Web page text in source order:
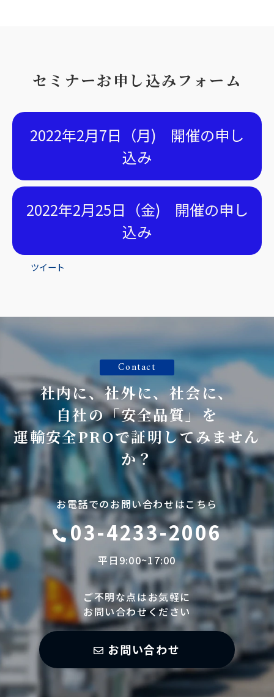
セミナーお申し込みフォーム
2022年2月7日（月) 開催の申し
込み
2022年2月25日（金) 開催の申し
込み
ツイート
Contact
社内に、社外に、社会に、
自社の「安全品質」を
運輸安全PROで証明してみません
か？
お電話でのお問い合わせはこちら
03-4233-2006
平日9:00~17:00
ご不明な点はお気軽に
お問い合わせください
お問い合わせ